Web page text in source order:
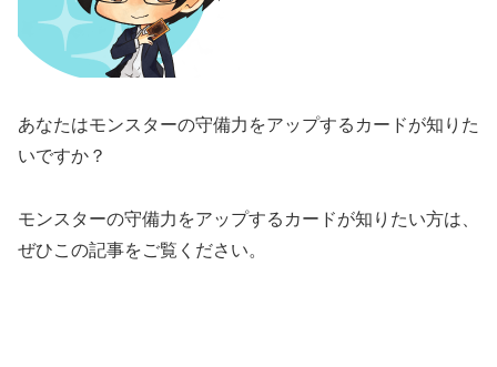
あなたはモンスターの守備力をアップするカードが知りた
いですか？
モンスターの守備力をアップするカードが知りたい方は、
ぜひこの記事をご覧ください。